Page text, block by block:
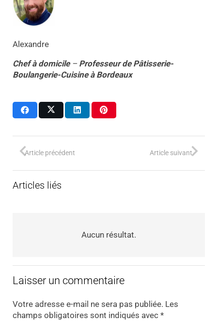
Alexandre
Chef à domicile– Professeur de Pâtisserie-
Boulangerie-Cuisine à Bordeaux
Article précédent Article suivant
Articles liés
Aucun résultat.
Laisser un commentaire
Votre adresse e-mail ne sera pas publiée. Les
champs obligatoires sont indiqués avec *